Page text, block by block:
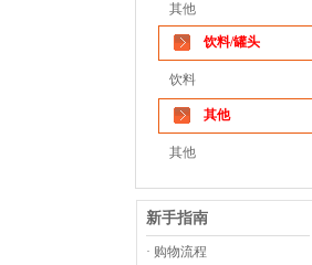
其他
饮料/罐头
饮料
其他
其他
新手指南
· 购物流程